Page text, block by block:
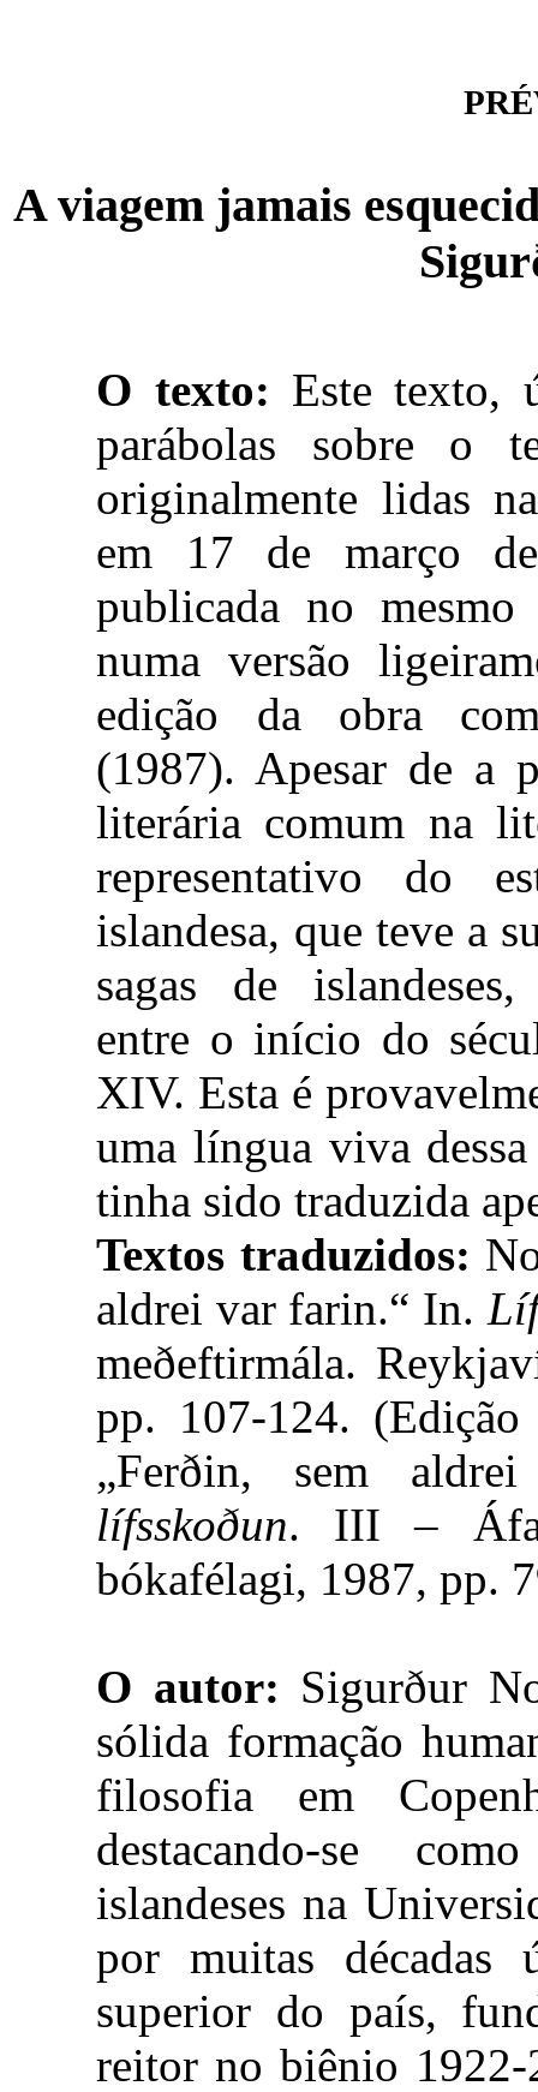
A viagem jamais
O texto: Este texto,
parábolas sobre o
originalmente lidas
em 17 de março
publicada no
numa versão
edição da obra
(1987). Apesar de a
literária comum na
representativo do
islandesa, que teve a
sagas de
entre o início do
XIV. Esta é
uma língua viva
tinha sido traduzida
Textos traduzidos:
aldrei var farin.“ In.
meðeftirmála.
pp. 107-124.
„Ferðin, sem
lífsskoðun. III –
bókafélagi, 1987, pp.
O autor: Sigurður
sólida formação
filosofia em
destacando-se
islandeses na
por muitas décadas
superior do país,
reitor no biênio